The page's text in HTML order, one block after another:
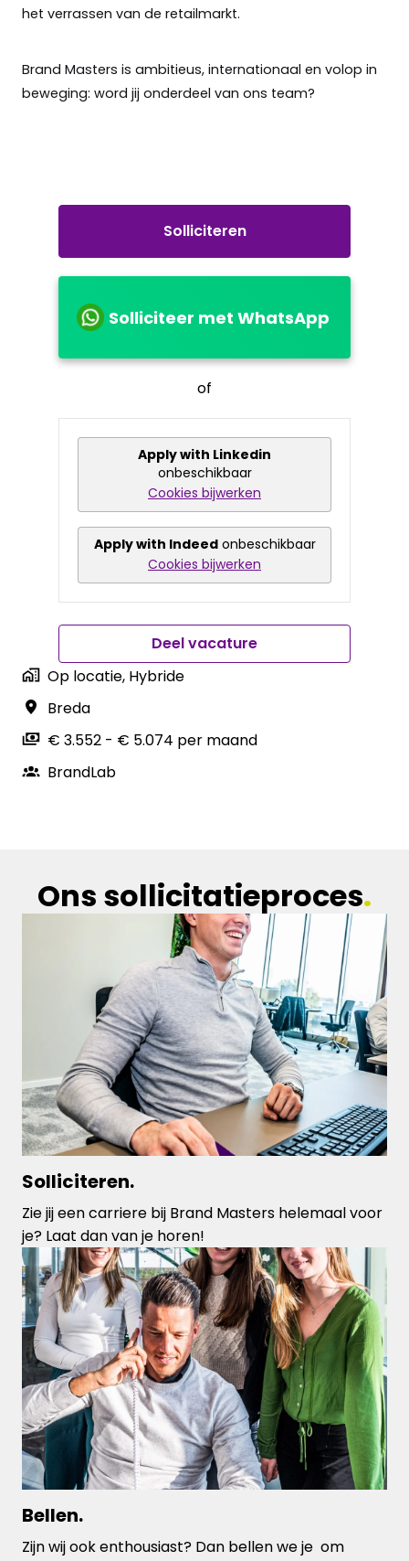
het verrassen van de retailmarkt.
Brand Masters is ambitieus, internationaal en volop in
beweging: word jij onderdeel van ons team?
Solliciteren
Solliciteer met WhatsApp
of
Apply with Linkedin
onbeschikbaar
Cookies bijwerken
Apply with Indeed onbeschikbaar
Cookies bijwerken
Deel vacature
Op locatie, Hybride
Breda
€ 3.552 - € 5.074 per maand
BrandLab
Ons sollicitatieproces.
Solliciteren.
Zie jij een carriere bij Brand Masters helemaal voor
je? Laat dan van je horen!
Bellen.
Zijn wij ook enthousiast? Dan bellen we je  om